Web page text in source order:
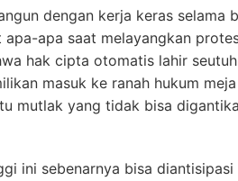
dengan kerja keras selama
apa saat melayangkan
hak cipta otomatis lahir
masuk ke ranah hukum
mutlak yang tidak bisa
ini sebenarnya bisa